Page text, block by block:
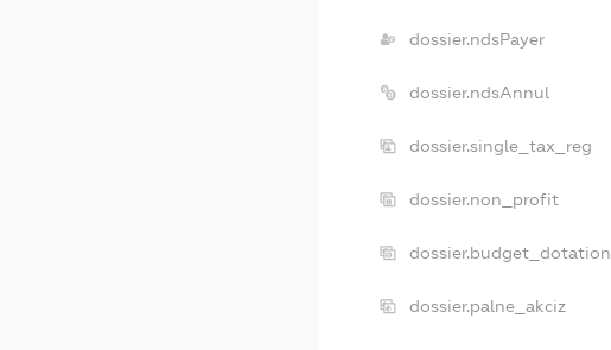
dossier.ndsPayer
dossier.ndsAnnul
dossier.single_tax_reg
dossier.non_profit
dossier.budget_dotation
dossier.palne_akciz